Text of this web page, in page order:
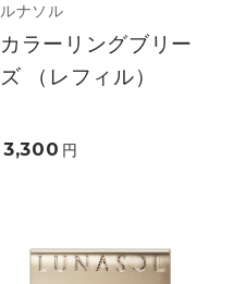
ルナソル
カラーリングブリー
ズ （レフィル）
3,300 円